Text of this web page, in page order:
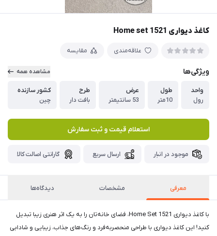
کاغذ دیواری Home set 1521
علاقه‌مندی مقایسه
ویژگی‌ها مشاهده همه
واحد
رول
طول
10متر
عرض
53 سانتیمتر
طرح
بافت دار
کشور سازنده
چین
استعلام قیمت و ثبت سفارش
موجود در انبار ارسال سریع گارانتی اصالت کالا
معرفی مشخصات دیدگاه‌ها
با کاغذ دیواری Home Set 1521، فضای خانه‌تان را به یک اثر هنری زیبا تبدیل
کنید! این کاغذ دیواری با طراحی منحصربه‌فرد و رنگ‌های جذاب، زیبایی و شادابی